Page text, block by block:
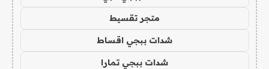
متجر تقسيط
شدات ببجي اقساط
شدات ببجي تمارا